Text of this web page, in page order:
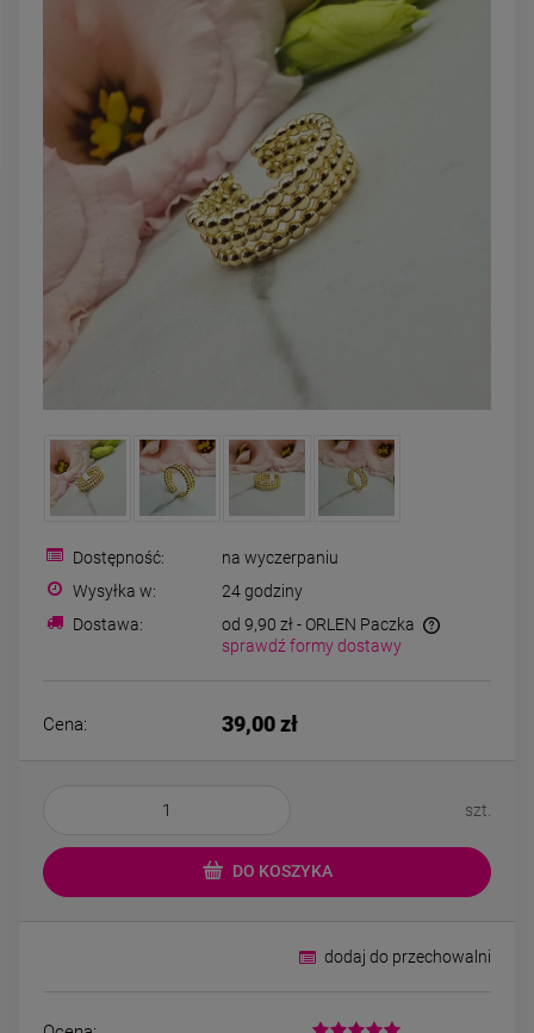
CHIRURGICZNA kwiatek
niebieski cyrkonia
44,00 zł
Dostępność:
na wyczerpaniu
Wysyłka w:
24 godziny
Dostawa:
od 9,90 zł - ORLEN Paczka
sprawdź formy dostawy
Cena: 39,00 zł
szt.
DO KOSZYKA
dodaj do przechowalni